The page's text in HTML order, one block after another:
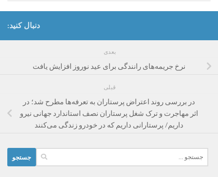
دنبال کنید:
بعدی
نرخ جریمه‌های رانندگی برای عید نوروز افزایش یافت
قبلی
در بررسی روند اعتراض پرستاران به تعرفه‌ها مطرح شد؛ در
اثر مهاجرت و ترک شغل پرستاران نصف استاندارد جهانی نیرو
داریم/ پرستارانی داریم که در خودرو زندگی می‌کنند
برای: